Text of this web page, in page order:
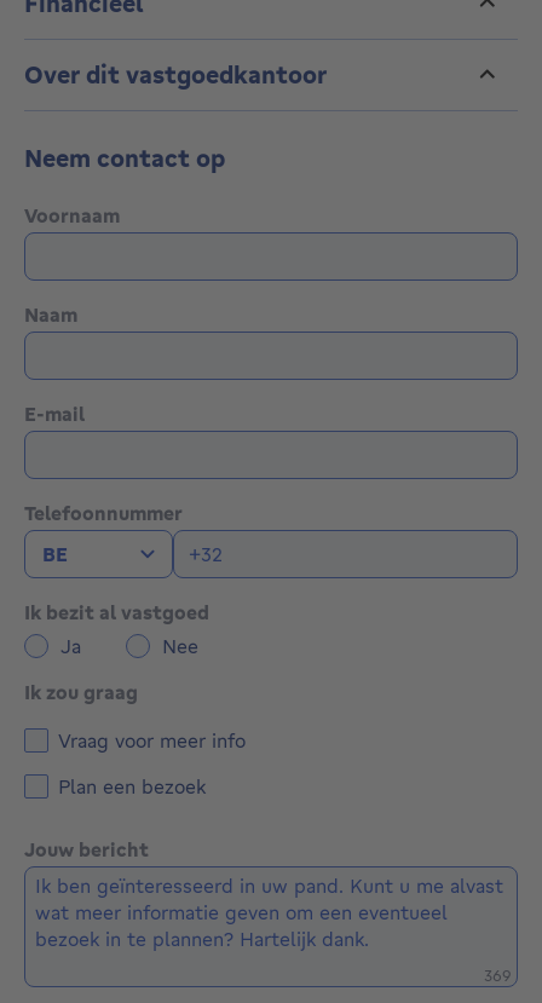
Over dit vastgoedkantoor
Neem contact op
Voornaam
Naam
E-mail
Telefoonnummer
Ik bezit al vastgoed
Ja
Nee
Ik zou graag
Vraag voor meer info
Plan een bezoek
Jouw bericht
369